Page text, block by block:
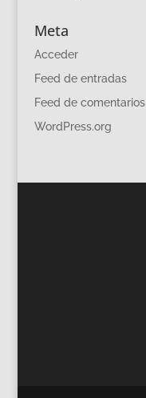
Meta
Acceder
Feed de entradas
Feed de comentarios
WordPress.org